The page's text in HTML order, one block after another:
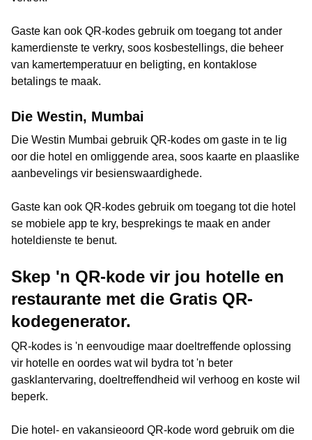
Gaste kan ook QR-kodes gebruik om toegang tot ander
kamerdienste te verkry, soos kosbestellings, die beheer
van kamertemperatuur en beligting, en kontaklose
betalings te maak.
Die Westin, Mumbai
Die Westin Mumbai gebruik QR-kodes om gaste in te lig
oor die hotel en omliggende area, soos kaarte en plaaslike
aanbevelings vir besienswaardighede.
Gaste kan ook QR-kodes gebruik om toegang tot die hotel
se mobiele app te kry, besprekings te maak en ander
hoteldienste te benut.
Skep 'n QR-kode vir jou hotelle en
restaurante met die Gratis QR-
kodegenerator.
QR-kodes is 'n eenvoudige maar doeltreffende oplossing
vir hotelle en oordes wat wil bydra tot 'n beter
gasklantervaring, doeltreffendheid wil verhoog en koste wil
beperk.
Die hotel- en vakansieoord QR-kode word gebruik om die